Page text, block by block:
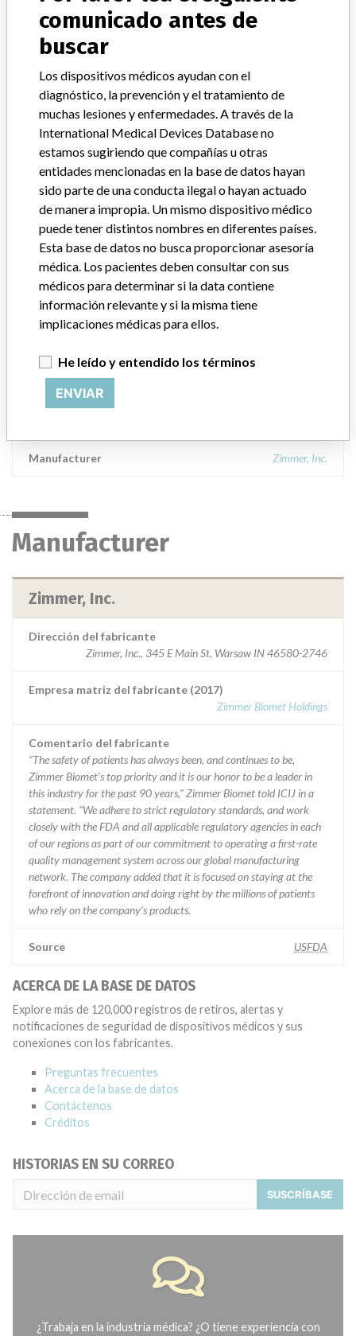
Solution
Modelo / Serial
Clasificación del producto Orthopedic Devices
Clase de dispositivo
¿Implante?
Distribución
Worldwide Distribution-USA (nationwide) and the country of
Japan.
Descripción del producto
00597104110 Provisional CR ART SURF PROV 56/STR GRN 10,
Rx, Sterile; || 00597104112 Provisional CR ART SURF PROV
56/STR GRN 12, Rx, Sterile; || 00597104114 Provisional CR ART
Provisional CR ART SURF PROV 56/STR GRN 17, Rx, Sterile; ||
00597104120 Provisional CR ART SURF PROV 56/STR GRN 20,
Rx, Sterile; || 00597104123 Provisional CR ART SURF PROV
Manufacturer Zimmer, Inc.
Manufacturer
Zimmer, Inc.
Dirección del fabricante
Zimmer, Inc., 345 E Main St, Warsaw IN 46580-2746
Empresa matriz del fabricante (2017)
Zimmer Biomet Holdings
Comentario del fabricante
“The safety of patients has always been, and continues to be,
Zimmer Biomet’s top priority and it is our honor to be a leader in
this industry for the past 90 years,” Zimmer Biomet told ICIJ in a
statement. “We adhere to strict regulatory standards, and work
closely with the FDA and all applicable regulatory agencies in each
of our regions as part of our commitment to operating a first-rate
quality management system across our global manufacturing
network. The company added that it is focused on staying at the
forefront of innovation and doing right by the millions of patients
who rely on the company’s products.
Source USFDA
ACERCA DE LA BASE DE DATOS
Explore más de 120,000 registros de retiros, alertas y
notificaciones de seguridad de dispositivos médicos y sus
conexiones con los fabricantes.
Preguntas frecuentes
Acerca de la base de datos
Contáctenos
Créditos
HISTORIAS EN SU CORREO
SUSCRÍBASE
¿Trabaja en la industria médica? ¿O tiene experiencia con
comunicado antes de
buscar
Los dispositivos médicos ayudan con el
diagnóstico, la prevención y el tratamiento de
muchas lesiones y enfermedades. A través de la
International Medical Devices Database no
estamos sugiriendo que compañías u otras
entidades mencionadas en la base de datos hayan
sido parte de una conducta ilegal o hayan actuado
de manera impropia. Un mismo dispositivo médico
puede tener distintos nombres en diferentes países.
Esta base de datos no busca proporcionar asesoría
médica. Los pacientes deben consultar con sus
médicos para determinar si la data contiene
información relevante y si la misma tiene
implicaciones médicas para ellos.
He leído y entendido los términos
ENVIAR